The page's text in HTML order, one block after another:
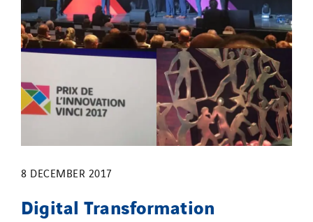
8 DECEMBER 2017
Digital Transformation